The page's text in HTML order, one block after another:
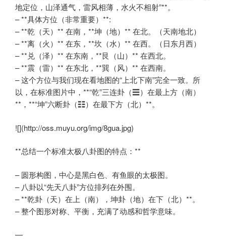
地定位，山泽通气，雷风相薄，水火不相射”**。
– **具体方位（非常重要）**:
– **乾（天）** 在南，**坤（地）** 在北。（天南地北）
– **离（火）** 在东，**坎（水）** 在西。（日东月西）
– **兑（泽）** 在东南，**艮（山）** 在西北。
– **震（雷）** 在东北，**巽（风）** 在西南。
– 这个方位与我们现在看地图的“上北下南”完全一致。所
以，在标准图片中，**“乾”三连卦（☰）在最上方（南）
**，**“坤”六断卦（☷）在最下方（北）**。
![](http://oss.muyu.org/img/8gua.jpg)
**总结一个标准太极八卦图的特点：**
– 圆形构图，中心是黑白色、有鱼眼的太极图。
– 八卦以“先天八卦”方位排列在外围。
– **乾卦（天）在上（南），坤卦（地）在下（北）**。
– 整个图形对称、平衡，充满了动感和哲学意味。
—